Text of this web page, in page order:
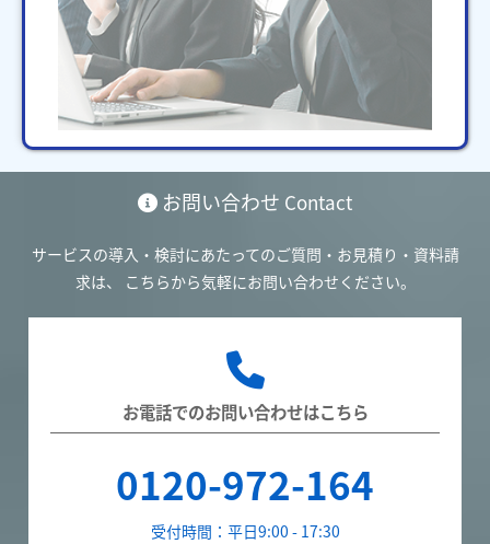
お問い合わせ Contact
サービスの導入・検討にあたってのご質問・お見積り・資料請
求は、
こちらから気軽にお問い合わせください。
お電話でのお問い合わせはこちら
0120-972-164
受付時間：平日9:00 - 17:30